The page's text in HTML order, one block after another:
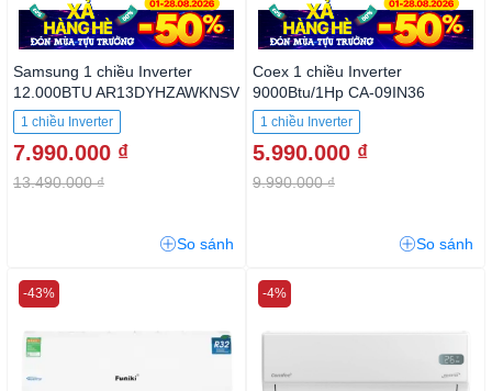
Samsung 1 chiều Inverter
12.000BTU AR13DYHZAWKNSV
1 chiều Inverter
7.990.000 ₫
13.490.000 ₫
So sánh
Coex 1 chiều Inverter
9000Btu/1Hp CA-09IN36
1 chiều Inverter
5.990.000 ₫
9.990.000 ₫
So sánh
-43% -4%